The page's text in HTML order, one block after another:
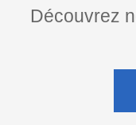
Découvrez